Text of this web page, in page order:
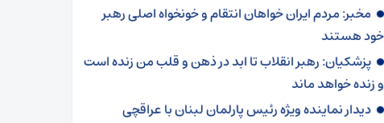
مخبر: مردم ایران خواهان انتقام و خونخواه اصلی رهبر
خود هستند
پزشکیان: رهبر انقلاب تا ابد در ذهن و قلب من زنده است
و زنده خواهد ماند
دیدار نماینده ویژه رئیس پارلمان لبنان با عراقچی